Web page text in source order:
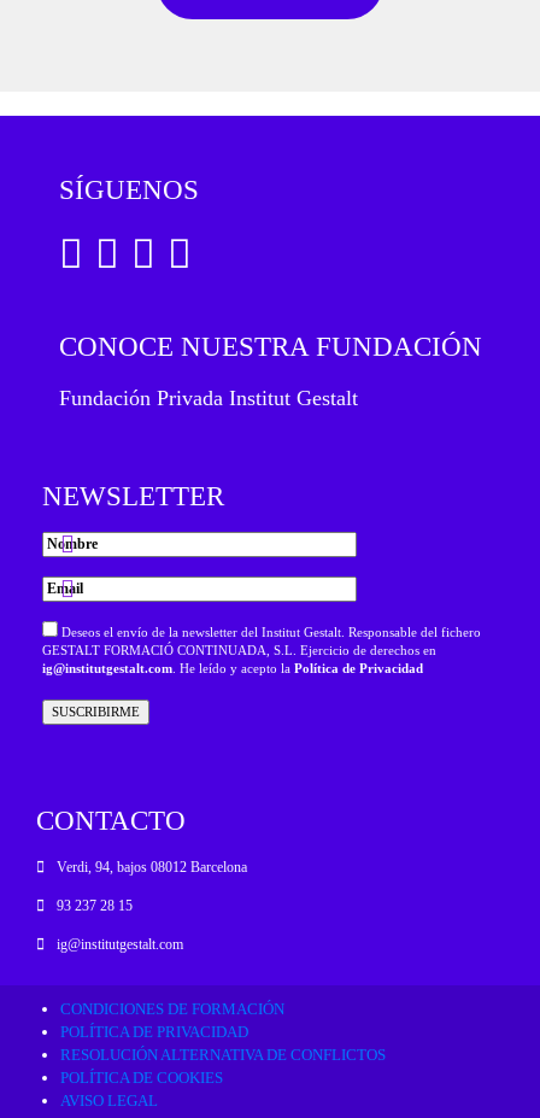
SÍGUENOS
CONOCE NUESTRA FUNDACIÓN
Fundación Privada Institut Gestalt
NEWSLETTER
Deseos el envío de la newsletter del Institut Gestalt. Responsable del fichero
GESTALT FORMACIÓ CONTINUADA, S.L. Ejercicio de derechos en
ig@institutgestalt.com . He leído y acepto la Política de Privacidad
CONTACTO
Verdi, 94, bajos 08012 Barcelona
93 237 28 15
ig@institutgestalt.com
CONDICIONES DE FORMACIÓN
POLÍTICA DE PRIVACIDAD
RESOLUCIÓN ALTERNATIVA DE CONFLICTOS
POLÍTICA DE COOKIES
AVISO LEGAL